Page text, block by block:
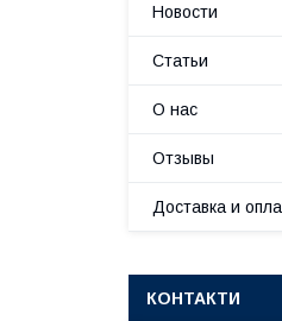
Новости
Статьи
О нас
Отзывы
Доставка и
КОНТАКТИ